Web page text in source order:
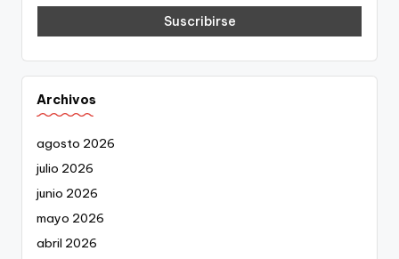
Archivos
agosto 2026
julio 2026
junio 2026
mayo 2026
abril 2026